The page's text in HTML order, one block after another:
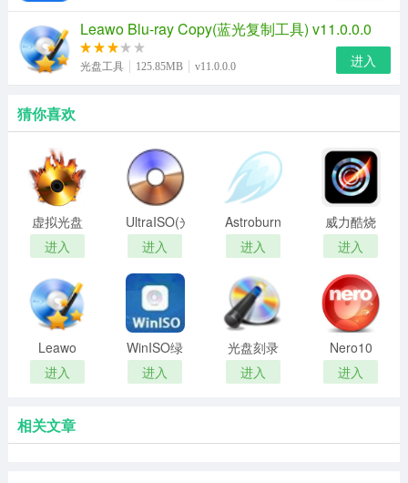
Leawo Blu-ray Copy(蓝光复制工具) v11.0.0.0
光盘工具 125.85MB v11.0.0.0 进入
猜你喜欢
虚拟光盘
(光碟模拟
软件)
进入
UltraISO(光
盘刻录工
具)
进入
Astroburn
Lite(光盘
刻录软件)
进入
威力酷烧
Power2Go
13
进入
Leawo
Blu-ray
Copy光盘
进入
WinISO绿
色版
进入
光盘刻录
大师
进入
Nero10
进入
相关文章